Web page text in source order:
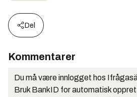
Del
Kommentarer
Du må være innlogget hos
Bruk BankID for automatisk